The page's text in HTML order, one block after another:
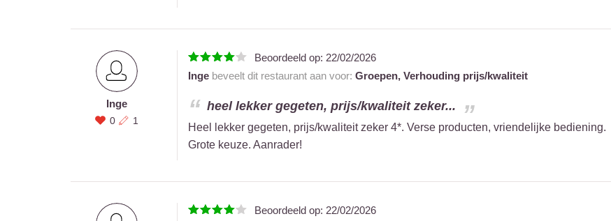
Inge
0 1
Beoordeeld op: 22/02/2026
Ingebeveelt dit restaurant aan voor: Groepen, Verhouding prijs/kwaliteit
heel lekker gegeten, prijs/kwaliteit zeker...
Heel lekker gegeten, prijs/kwaliteit zeker 4*. Verse producten, vriendelijke bediening.
Grote keuze. Aanrader!
Beoordeeld op: 22/02/2026